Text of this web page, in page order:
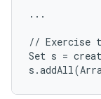
...
// Exercise
Set s =